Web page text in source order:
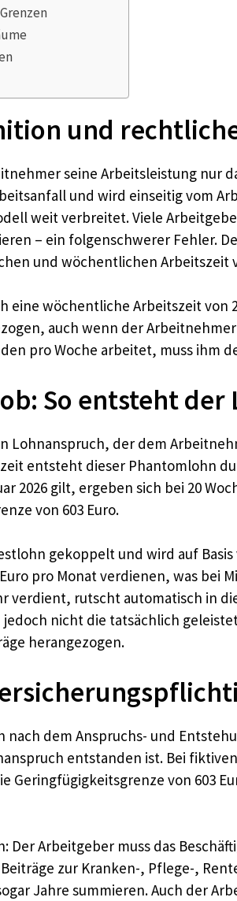
und
seine Arbeitsleistung nur
und wird einseitig vom
weit verbreitet. Viele
– ein folgenschwerer Fehler.
und wöchentlichen Arbeitszeit
eine wöchentliche Arbeitszeit
auch wenn der
pro Woche arbeitet, muss ihm
So entsteht der
Lohnanspruch, der dem
entsteht dieser Phantomlohn
2026 gilt, ergeben sich bei 20
von 603 Euro.
gekoppelt und wird auf
pro Monat verdienen, was
verdient, rutscht automatisch in
nicht die tatsächlich
herangezogen.
dem Anspruchs- und
entstanden ist. Bei
Geringfügigkeitsgrenze von 603
Der Arbeitgeber muss das
zur Kranken-, Pflege-,
Jahre summieren. Auch der